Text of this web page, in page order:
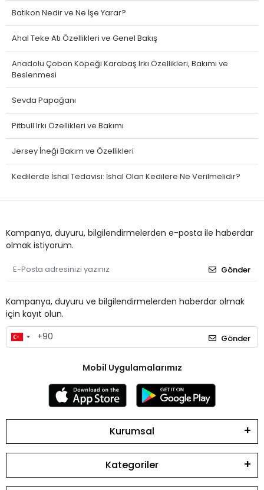
Batikon Nedir ve Ne İşe Yarar?
Ahal Teke Atı Özellikleri ve Genel Bakış
Anadolu Çoban Köpeği Karabaş Irkı Özellikleri, Bakımı ve
Beslenmesi
Sevda Papağanı
Pitbull Irkı Özellikleri ve Bakımı
Jersey İneği Bakım ve Özellikleri
Kedilerde İshal Tedavisi: İshal Olan Kedilere Ne Verilmelidir?
Kampanya, duyuru, bilgilendirmelerden e-posta ile haberdar
olmak istiyorum.
Gönder
Kampanya, duyuru ve bilgilendirmelerden haberdar olmak
için kayıt olun.
Gönder
Mobil Uygulamalarımız
Kurumsal
Kategoriler